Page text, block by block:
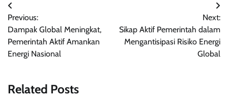
Navigasi
pos
Previous:
Dampak Global Meningkat,
Pemerintah Aktif Amankan
Energi Nasional
Next:
Sikap Aktif Pemerintah dalam
Mengantisipasi Risiko Energi
Global
Related Posts